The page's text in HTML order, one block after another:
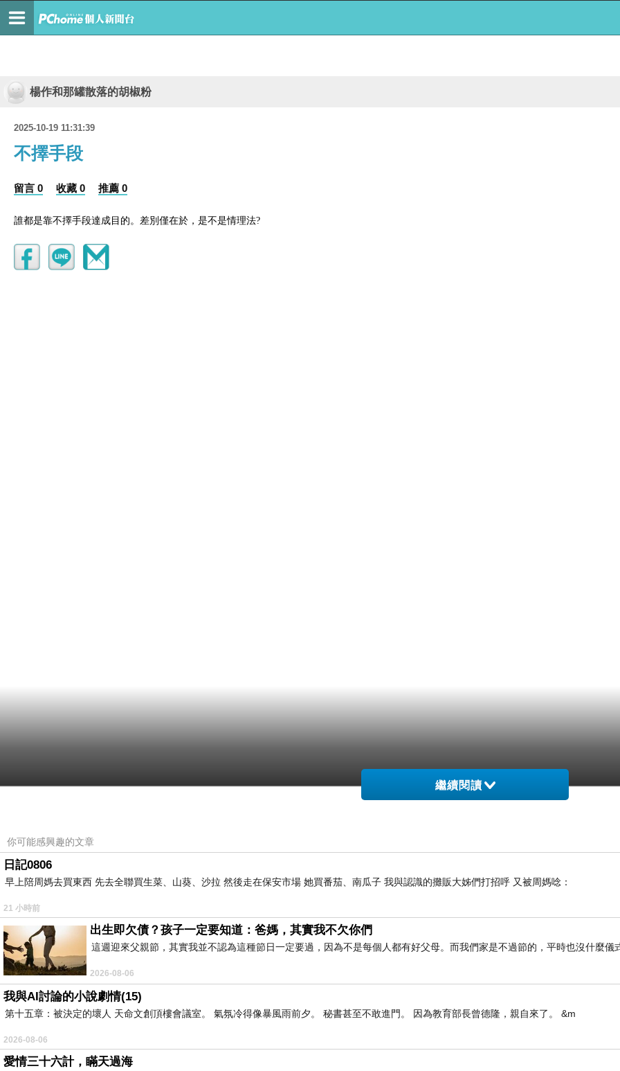
楊作和那罐散落的胡椒粉
2025-10-19 11:31:39
不擇手段
留言 0 收藏 0 推薦 0
誰都是靠不擇手段達成目的。差別僅在於，是不是情理法?
繼續閱讀
你可能感興趣的文章
日記0806
早上陪周媽去買東西 先去全聯買生菜、山葵、沙拉 然後走在保安市場 她買番茄、南瓜子 我與認識的攤販大姊們打招呼 又被周媽唸：
21 小時前
出生即欠債？孩子一定要知道：爸媽，其實我不欠你們
這週迎來父親節，其實我並不認為這種節日一定要過，因為不是每個人都有好父母。而我們家是不過節的，平時也沒什麼儀
2026-08-06
我與AI討論的小說劇情(15)
第十五章：被決定的壞人 天命文創頂樓會議室。 氣氛冷得像暴風雨前夕。 秘書甚至不敢進門。 因為教育部長曾德隆，親自來了。 &m
2026-08-06
愛情三十六計，瞞天過海